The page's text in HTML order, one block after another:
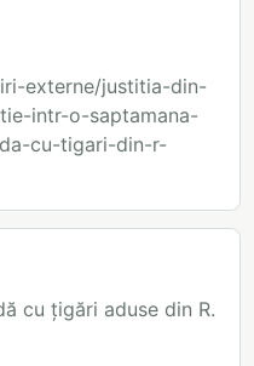
externe/justitia-din-
intr-o-saptamana-
cu-tigari-din-r-
cu țigări aduse din R.